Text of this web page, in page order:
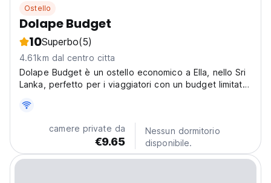
Ostello
Dolape Budget
10Superbo(5)
4.61km dal centro citta
Dolape Budget è un ostello economico a Ella, nello Sri
Lanka, perfetto per i viaggiatori con un budget limitato.
paesaggio locale. (Auto-translated from original
camere private da
€9.65
Nessun dormitorio
disponibile.